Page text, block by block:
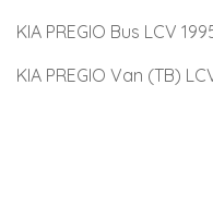
KIA PREGIO Bus LCV
KIA PREGIO Van (TB)